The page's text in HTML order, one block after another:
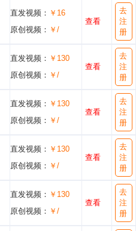
直发视频： ￥16
原创视频： ￥/
查看
去
注
册
直发视频： ￥130
原创视频： ￥/
查看
去
注
册
直发视频： ￥130
原创视频： ￥/
查看
去
注
册
直发视频： ￥130
原创视频： ￥/
查看
去
注
册
直发视频： ￥130
原创视频： ￥/
查看
去
注
册